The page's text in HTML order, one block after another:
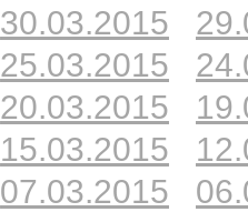
30.03.2015
25.03.2015
20.03.2015
15.03.2015
07.03.2015